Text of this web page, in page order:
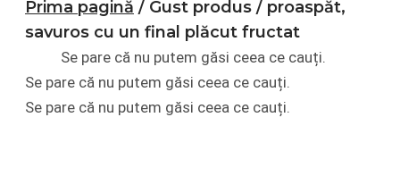
Prima pagină / Gust produs / proaspăt,
savuros cu un final plăcut fructat
Se pare că nu putem găsi ceea ce cauți.
Se pare că nu putem găsi ceea ce cauți.
Se pare că nu putem găsi ceea ce cauți.